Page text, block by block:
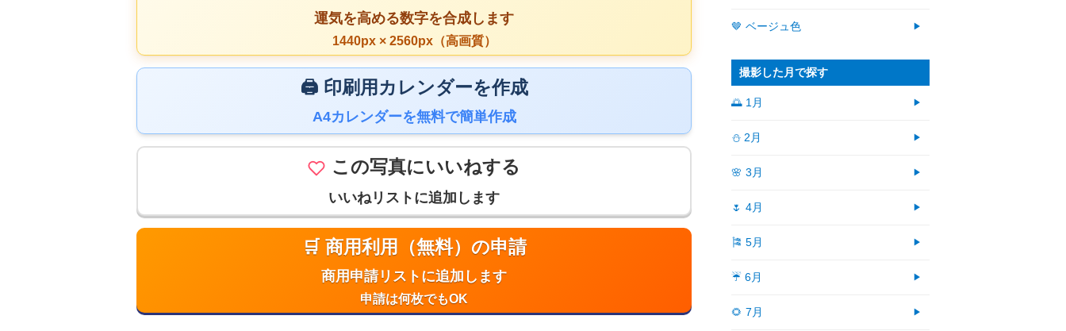
運気を高める数字を合成します
1440px × 2560px（高画質）
🖨️ 印刷用カレンダーを作成
A4カレンダーを無料で簡単作成
この写真にいいねする
いいねリストに追加します
🛒 商用利用（無料）の申請
商用申請リストに追加します
申請は何枚でもOK
🤎 ベージュ色
撮影した月で探す
🌅 1月
⛄ 2月
🌸 3月
🌷 4月
🎏 5月
☔ 6月
🌻 7月